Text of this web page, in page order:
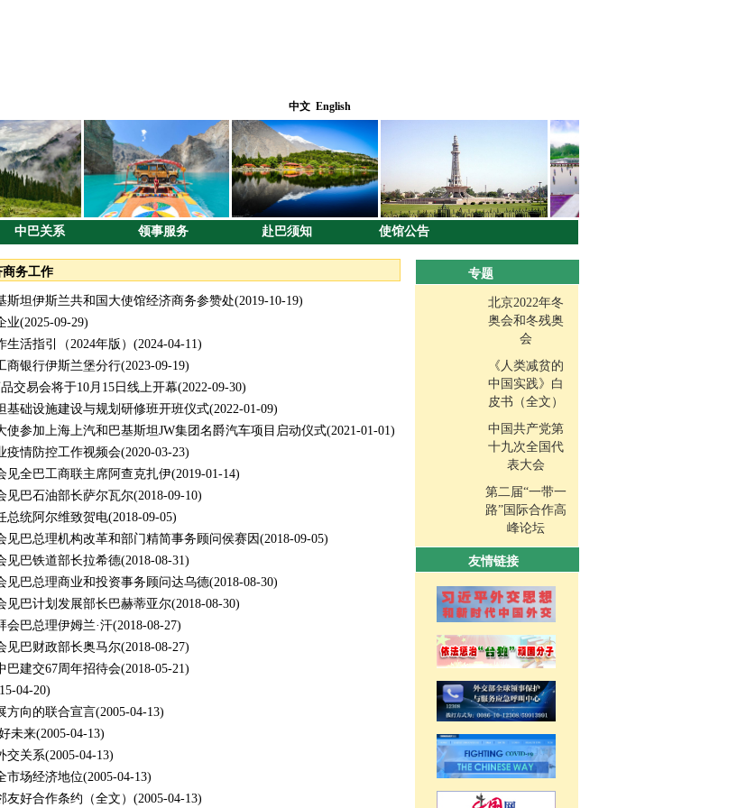
中文 English
中巴关系 领事服务 赴巴须知 使馆公告
商务工作
斯坦伊斯兰共和国大使馆经济商务参赞处(2019-10-19)
业(2025-09-29)
活指引（2024年版） (2024-04-11)
商银行伊斯兰堡分行(2023-09-19)
交易会将于10月15日线上开幕(2022-09-30)
基础设施建设与规划研修班开班仪式(2022-01-09)
使参加上海上汽和巴基斯坦JW集团名爵汽车项目启动仪式(2021-01-01)
疫情防控工作视频会(2020-03-23)
见全巴工商联主席阿查克扎伊(2019-01-14)
见巴石油部长萨尔瓦尔(2018-09-10)
总统阿尔维致贺电(2018-09-05)
见巴总理机构改革和部门精简事务顾问侯赛因(2018-09-05)
见巴铁道部长拉希德(2018-08-31)
见巴总理商业和投资事务顾问达乌德(2018-08-30)
见巴计划发展部长巴赫蒂亚尔(2018-08-30)
会巴总理伊姆兰·汗(2018-08-27)
见巴财政部长奥马尔(2018-08-27)
巴建交67周年招待会(2018-05-21)
04-20)
方向的联合宣言(2005-04-13)
未来(2005-04-13)
交关系(2005-04-13)
市场经济地位(2005-04-13)
好合作条约（全文） (2005-04-13)
专题
北京2022年冬
奥会和冬残奥
会
《人类减贫的
中国实践》白
皮书（全文）
中国共产党第
十九次全国代
表大会
第二届“一带一
路”国际合作高
峰论坛
友情链接